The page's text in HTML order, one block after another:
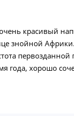
красивый
знойной
года, хорошо